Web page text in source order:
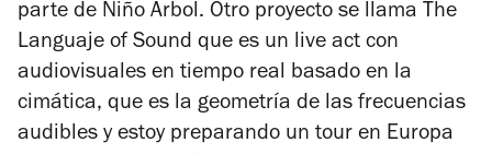
parte de Niño Árbol. Otro proyecto se llama The
Languaje of Sound que es un live act con
audiovisuales en tiempo real basado en la
cimática, que es la geometría de las frecuencias
audibles y estoy preparando un tour en Europa